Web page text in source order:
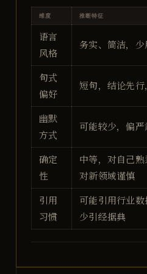
维度 推断特征
语言
风格
务实、简洁，
句式
偏好
短句，结论先
幽默
方式
可能较少，偏
确定
性
中等，对自己熟
对新领域谨慎
引用
习惯
可能引用行业数
少引经据典